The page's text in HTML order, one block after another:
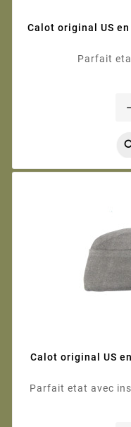
Calot original US
Calot original US